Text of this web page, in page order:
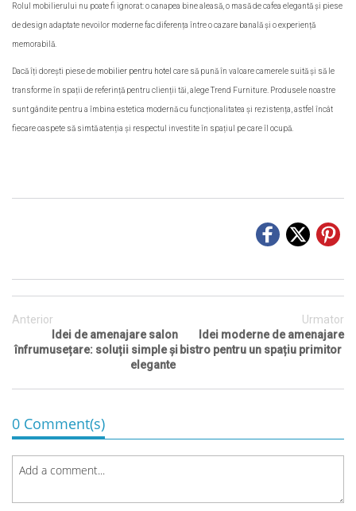
Rolul mobilierului nu poate fi ignorat: o canapea bine aleasă, o masă de cafea elegantă și piese
de design adaptate nevoilor moderne fac diferența între o cazare banală și o experiență
memorabilă.
Dacă îți dorești piese de mobilier pentru hotel care să pună în valoare camerele suită și să le
transforme în spații de referință pentru clienții tăi, alege Trend Furniture. Produsele noastre
sunt gândite pentru a îmbina estetica modernă cu funcționalitatea și rezistența, astfel încât
fiecare oaspete să simtă atenția și respectul investite în spațiul pe care îl ocupă.
Anterior
Idei de amenajare salon
înfrumusețare: soluții simple și
elegante
Urmator
Idei moderne de amenajare
bistro pentru un spațiu primitor
0 Comment(s)